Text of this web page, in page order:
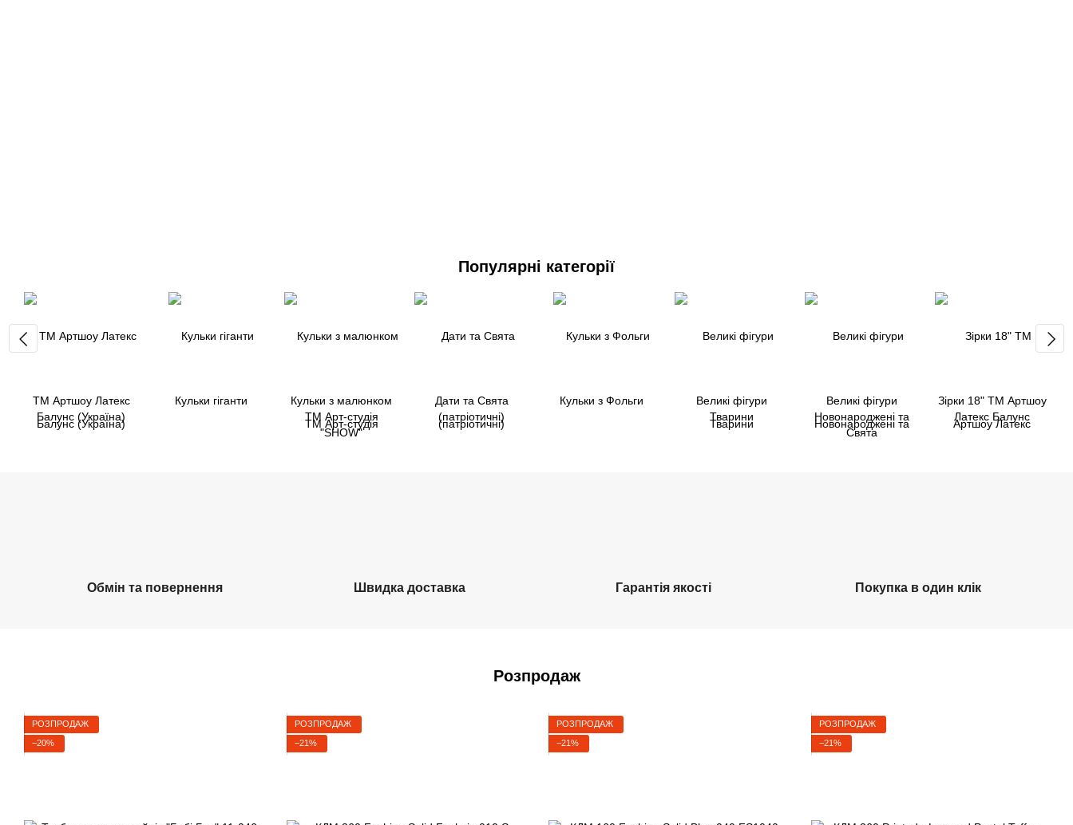
Популярні категорії
ТМ Артшоу Латекс
Балунс (Україна)
Кульки гіганти
Кульки з малюнком
ТМ Арт-студія
"SHOW"
Дати та Свята
(патріотичні)
Кульки з Фольги
Великі фігури
Тварини
Великі фігури
Новонароджені та
Свята
Зірки 18" ТМ Артшоу
Латекс Балунс
Обмін та повернення Швидка доставка Гарантія якості Покупка в один клік
Розпродаж
РОЗПРОДАЖ
−20%
РОЗПРОДАЖ
−21%
РОЗПРОДАЖ
−21%
РОЗПРОДАЖ
−21%